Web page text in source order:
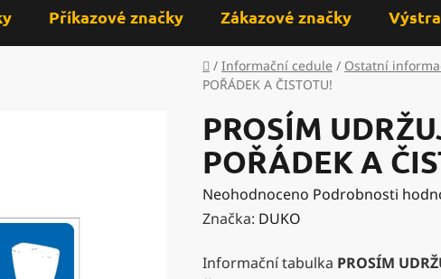
Příkazové značky Zákazové značky
Domů
/ Informační cedule / Ostatní
POŘÁDEK A ČISTOTU!
PROSÍM
POŘÁDEK A
Průměrné
hodnocení
je
Neohodnoceno Podrobnosti
Značka: DUKO
Informační tabulka PROSÍM